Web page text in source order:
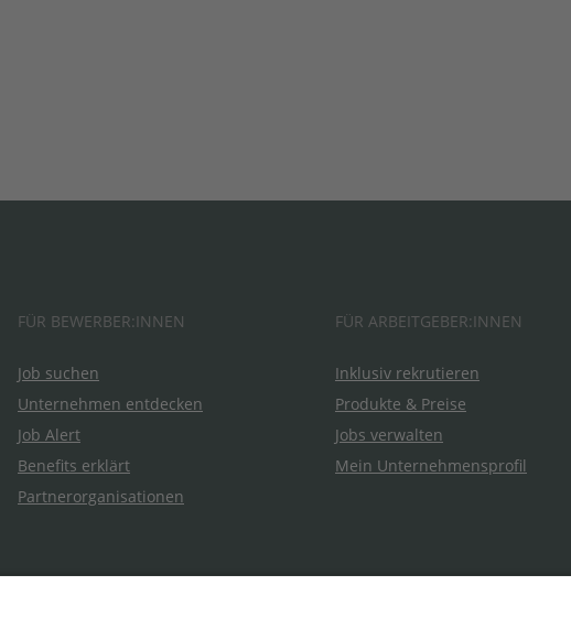
FÜR BEWERBER:INNEN
Job suchen
Unternehmen entdecken
Job Alert
Benefits erklärt
Partnerorganisationen
FÜR ARBEITGEBER:INNEN
Inklusiv rekrutieren
Produkte & Preise
Jobs verwalten
Mein Unternehmensprofil